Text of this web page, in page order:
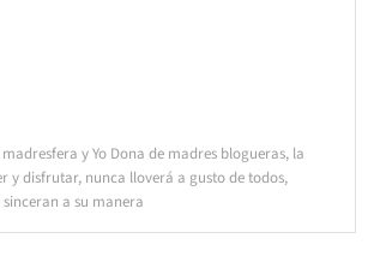
y Yo Dona de madres blogueras, la
y disfrutar, nunca lloverá a gusto de todos,
sinceran a su manera